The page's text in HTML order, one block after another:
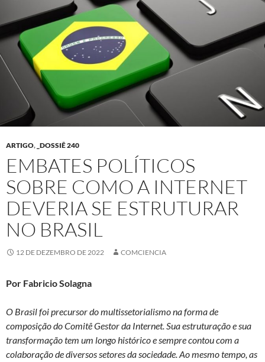
ARTIGO, _DOSSIÊ 240
EMBATES POLÍTICOS
SOBRE COMO A INTERNET
DEVERIA SE ESTRUTURAR
NO BRASIL
12 DE DEZEMBRO DE 2022 COMCIENCIA
Por Fabricio Solagna
O Brasil foi precursor do multissetorialismo na forma de
composição do Comitê Gestor da Internet. Sua estruturação e sua
transformação tem um longo histórico e sempre contou com a
colaboração de diversos setores da sociedade. Ao mesmo tempo, as